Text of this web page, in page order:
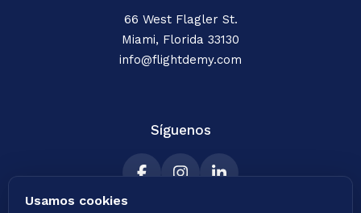
Usamos cookies
66 West Flagler St.
Miami, Florida 33130
info@flightdemy.com
Síguenos